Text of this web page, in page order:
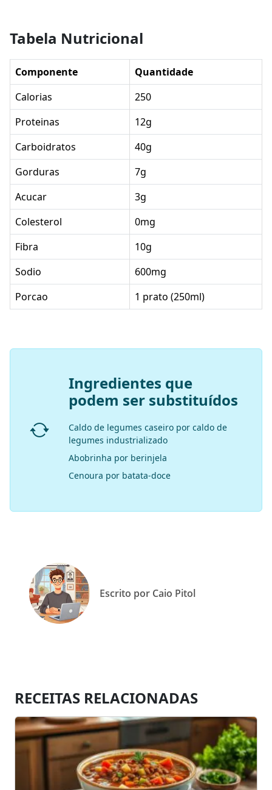
Tabela Nutricional
Componente
Quantidade
Calorias
250
Proteinas
12g
Carboidratos
40g
Gorduras
7g
Acucar
3g
Colesterol
0mg
Fibra
10g
Sodio
600mg
Porcao
1 prato (250ml)
Ingredientes que
podem ser substituídos
Caldo de legumes caseiro por caldo de
legumes industrializado
Abobrinha por berinjela
Cenoura por batata-doce
Escrito por Caio Pitol
RECEITAS RELACIONADAS